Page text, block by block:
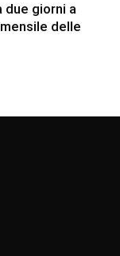
due giorni a
delle